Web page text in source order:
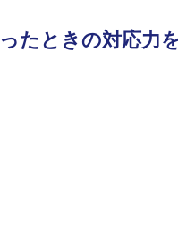
たときの対応力
のサポート体制も重要で